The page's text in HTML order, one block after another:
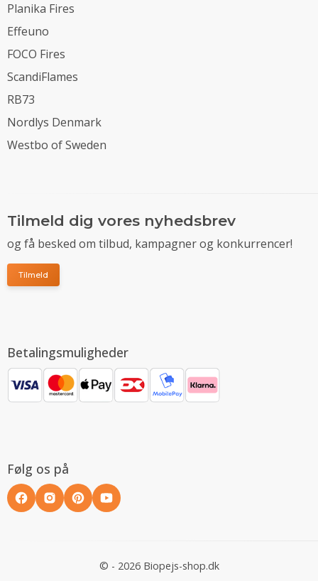
Planika Fires
Effeuno
FOCO Fires
ScandiFlames
RB73
Nordlys Denmark
Westbo of Sweden
Tilmeld dig vores nyhedsbrev
og få besked om tilbud, kampagner og konkurrencer!
Tilmeld
Betalingsmuligheder
Følg os på
© - 2026 Biopejs-shop.dk